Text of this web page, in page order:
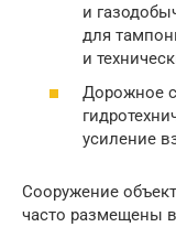
и
для
и
Дорожное
усиление
Сооружение
часто размещены